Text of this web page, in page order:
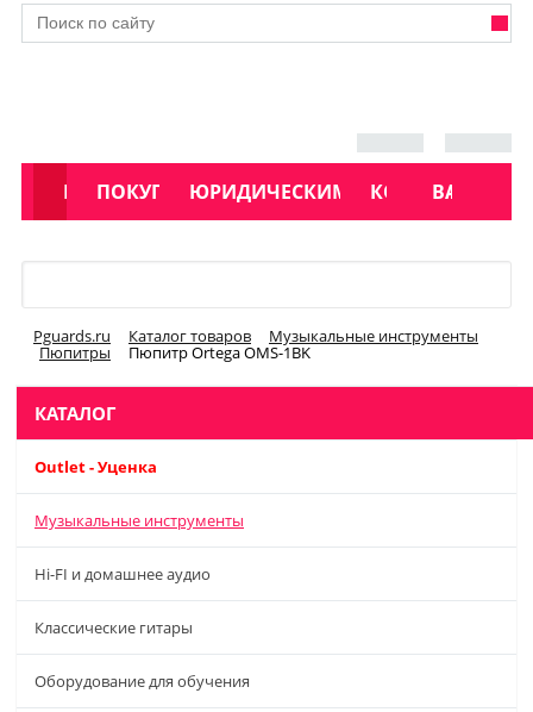
АКЦИИ
КАТАЛОГ
ПОКУПАТЕЛЯМЮРИДИЧЕСКИМ ЛИЦАМКОНТАКТЫ
УСЛУГИ
Pguards.ru Каталог товаров Музыкальные инструменты
Пюпитры Пюпитр Ortega OMS-1BK
КАТАЛОГ
Outlet - Уценка
Музыкальные инструменты
Hi-FI и домашнее аудио
Классические гитары
Оборудование для обучения